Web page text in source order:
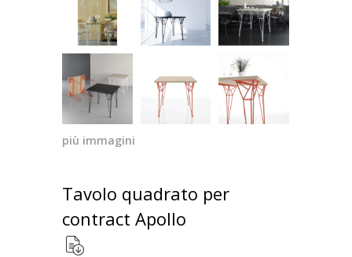
più immagini
Tavolo quadrato per
contract Apollo